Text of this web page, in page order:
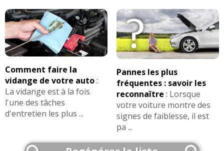
Comment faire la
vidange de votre auto:
La vidange est à la fois
l'une des tâches
d'entretien les plus ...
Pannes les plus
fréquentes : savoir les
reconnaître : Lorsque
votre voiture montre des
signes de faiblesse, il est
pa ...